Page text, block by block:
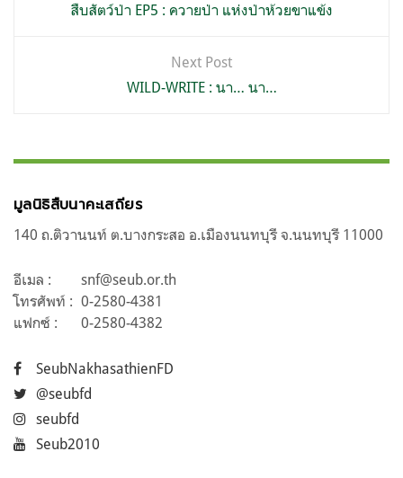
สืบสัตว์ป่า EP5 : ควายป่า แห่งป่าห้วยขาแข้ง
Next Post
WILD-WRITE : นา… นา…
มูลนิธิสืบนาคะเสถียร
140 ถ.ติวานนท์ ต.บางกระสอ อ.เมืองนนทบุรี จ.นนทบุรี 11000
อีเมล :
snf@seub.or.th
โทรศัพท์ : 0-2580-4381
แฟกซ์ :
0-2580-4382
SeubNakhasathienFD
@seubfd
seubfd
Seub2010